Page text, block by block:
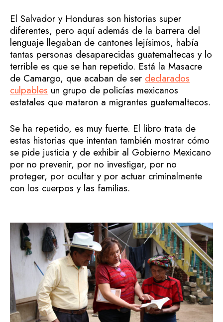
El Salvador y Honduras son historias super
diferentes, pero aquí además de la barrera del
lenguaje llegaban de cantones lejísimos, había
tantas personas desaparecidas guatemaltecas y lo
terrible es que se han repetido. Está la Masacre
de Camargo, que acaban de ser declarados
culpables un grupo de policías mexicanos
estatales que mataron a migrantes guatemaltecos.
Se ha repetido, es muy fuerte. El libro trata de
estas historias que intentan también mostrar cómo
se pide justicia y de exhibir al Gobierno Mexicano
por no prevenir, por no investigar, por no
proteger, por ocultar y por actuar criminalmente
con los cuerpos y las familias.